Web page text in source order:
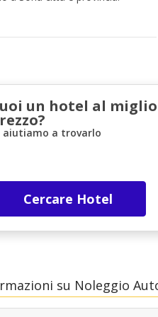
un hotel al
aiutiamo a trovarlo
Cercare Hotel
su Noleggio